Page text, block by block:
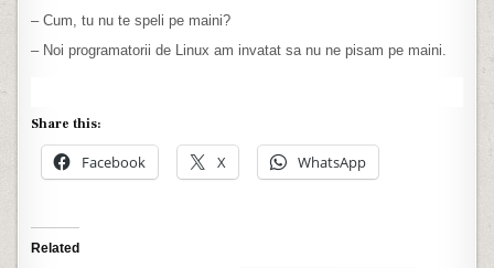
– Cum, tu nu te speli pe maini?
– Noi programatorii de Linux am invatat sa nu ne pisam pe maini.
Share this:
Facebook X WhatsApp
Related